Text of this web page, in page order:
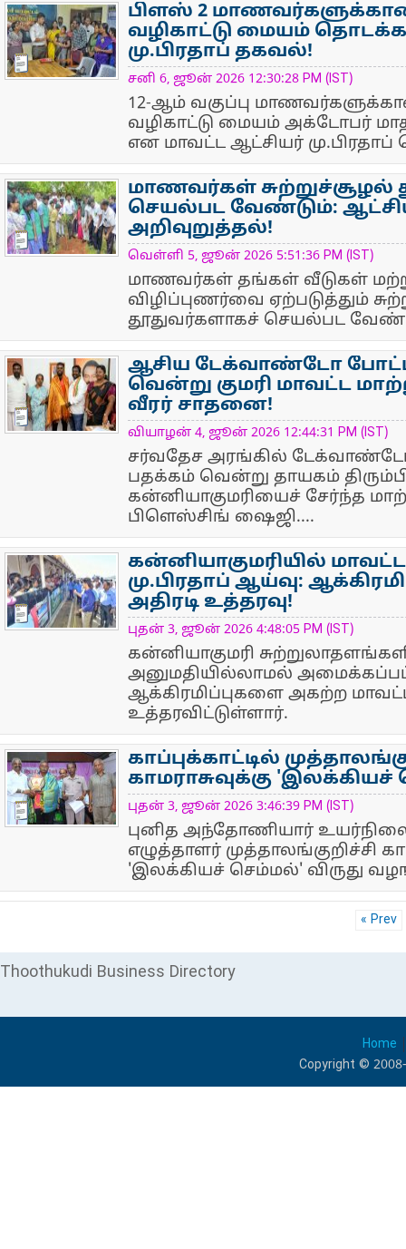
NewsIcon
பிளஸ் 2
வழிகாட்டு மையம்
மு.பிரதாப் தகவல்!
சனி 6, ஜூன் 2026 12:30:28 PM (IST)
12-ஆம் வகுப்பு
வழிகாட்டு மையம் அக்டோபர்
என மாவட்ட ஆட்சியர் மு.பிரதாப்
NewsIcon
மாணவர்கள் சுற்றுச்சூழல்
செயல்பட வேண்டும்:
அறிவுறுத்தல்!
வெள்ளி 5, ஜூன் 2026 5:51:36 PM (IST)
மாணவர்கள் தங்கள் வீடுகள்
விழிப்புணர்வை ஏற்படுத்தும்
தூதுவர்களாகச் செயல்பட
NewsIcon
ஆசிய டேக்வாண்டோ
வென்று குமரி மாவட்ட
வீரர் சாதனை!
வியாழன் 4, ஜூன் 2026 12:44:31 PM (IST)
சர்வதேச அரங்கில்
பதக்கம் வென்று தாயகம்
கன்னியாகுமரியைச் சேர்ந்த
பிளெஸ்சிங் ஷைஜி....
NewsIcon
கன்னியாகுமரியில்
மு.பிரதாப் ஆய்வு:
அதிரடி உத்தரவு!
புதன் 3, ஜூன் 2026 4:48:05 PM (IST)
கன்னியாகுமரி
அனுமதியில்லாமல்
ஆக்கிரமிப்புகளை அகற்ற
உத்தரவிட்டுள்ளார்.
NewsIcon
காப்புக்காட்டில்
காமராசுவுக்கு 'இலக்கியச்
புதன் 3, ஜூன் 2026 3:46:39 PM (IST)
புனித அந்தோணியார்
எழுத்தாளர் முத்தாலங்குறிச்சி
'இலக்கியச் செம்மல்' விருது
« Prev
Thoothukudi Business Directory
Home
Copyright ©